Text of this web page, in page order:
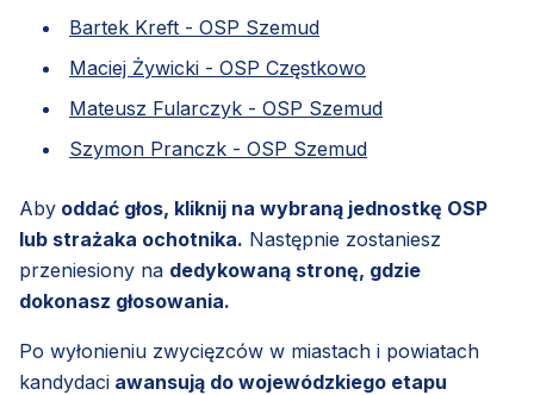
Bartek Kreft - OSP Szemud
Maciej Żywicki - OSP Częstkowo
Mateusz Fularczyk - OSP Szemud
Szymon Pranczk - OSP Szemud
Aby oddać głos, kliknij na wybraną jednostkę OSP
lub strażaka ochotnika. Następnie zostaniesz
przeniesiony na dedykowaną stronę, gdzie
dokonasz głosowania.
Po wyłonieniu zwycięzców w miastach i powiatach
kandydaci awansują do wojewódzkiego etapu